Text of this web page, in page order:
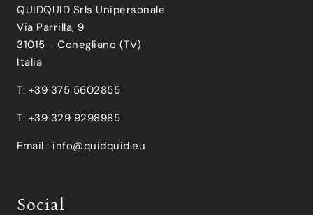
QUIDQUID Srls Unipersonale
Via Parrilla, 9
31015 - Conegliano (TV)
Italia
T: +39 375 5602855
T: +39 329 9298985
Email : info@quidquid.eu
Social